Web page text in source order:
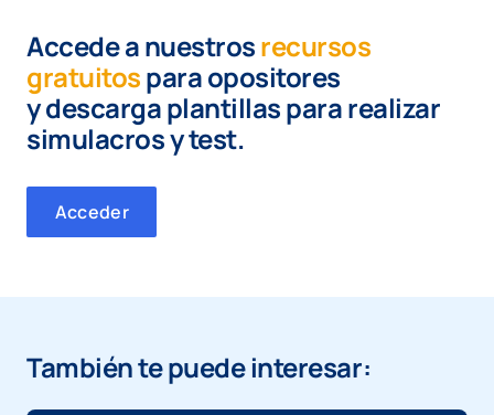
Accede a nuestrosrecursos
gratuitospara opositores
ydescarga plantillas para realizar
simulacros y test.
Acceder
También te puede interesar: